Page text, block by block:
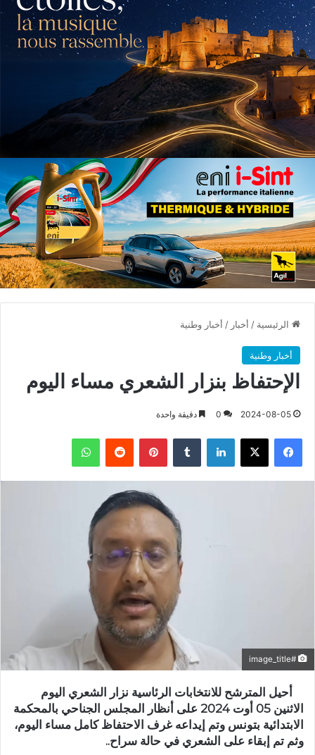
الرئيسية / أخبار / أخبار وطنية
أخبار وطنية
الإحتفاظ بنزار الشعري مساء اليوم
2024-08-05
0 دقيقة واحدة
فيسبوك X لينكدإن بينتيريست واتساب
#image_title
أحيل المترشح للانتخابات الرئاسية نزار الشعري اليوم
الاثنين 05 أوت 2024 على أنظار المجلس الجناحي بالمحكمة
الابتدائية بتونس وتم إيداعه غرف الاحتفاظ كامل مساء اليوم،
وثم تم إبقاء على الشعري في حالة سراح..